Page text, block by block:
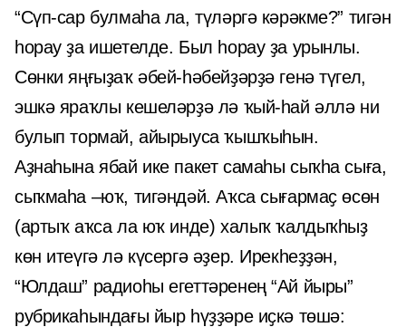
“Сүп-сар булмаһа ла, түләргә кәрәкме?” тигән
һорау ҙа ишетелде. Был һорау ҙа урынлы.
Сөнки яңғыҙаҡ әбей-һәбейҙәрҙә генә түгел,
эшкә яраҡлы кешеләрҙә лә ҡый-һай әллә ни
булып тормай, айырыуса ҡышҡыһын.
Аҙнаһына ябай ике пакет самаһы сыҡһа сыға,
сыҡмаһа –юҡ, тигәндәй. Аҡса сығармаҫ өсөн
(артыҡ аҡса ла юҡ инде) халыҡ ҡалдыҡһыҙ
көн итеүгә лә күсергә әҙер. Ирекһеҙҙән,
“Юлдаш” радиоһы егеттәренең “Ай йыры”
рубрикаһындағы йыр һүҙҙәре иҫкә төшә: